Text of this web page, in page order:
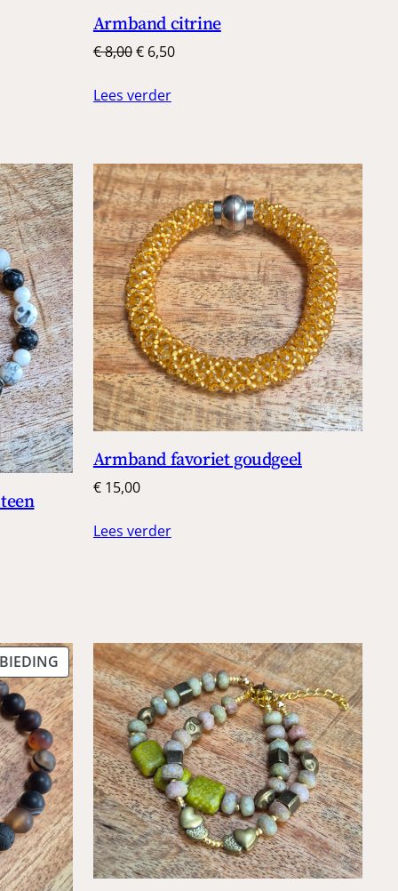
Armband citrine
€8,00Oorspronkelijke
was:
€6,50Huidige
Lees verder
Armband favoriet goudgeel
€15,00
Lees verder
PRODUCT
IN
DE
UITVERKOOP